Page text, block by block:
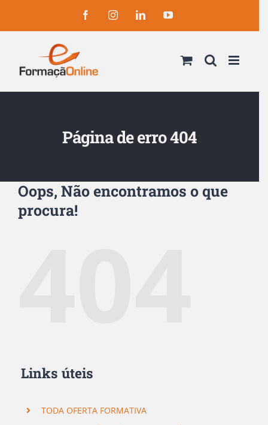
to
FacebookInstagramLinkedInYouTube
Página de erro 404
Oops, Não encontramos o que
procura!
Links úteis
TODA OFERTA FORMATIVA